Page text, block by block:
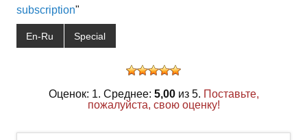
subscription"
En-Ru Special
Оценок: 1. Среднее: 5,00из 5. Поставьте,
пожалуйста, свою оценку!